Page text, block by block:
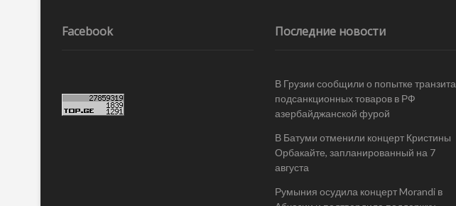
Facebook Последние новости
В Грузии сообщили о попытке транзита
подсанкционных товаров в РФ
азербайджанской фурой
В Батуми отменили концерт Кристины
Орбакайте, запланированный на 7
августа
Румыния осудила концерт Morandi в